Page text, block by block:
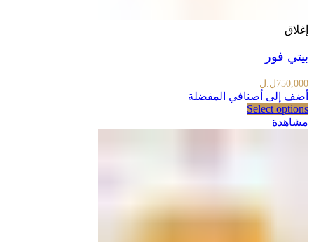
إغلاق
بيتي فور
750,000 ل.ل
أضف إلى أصنافي المفضلة
Select options
مشاهدة